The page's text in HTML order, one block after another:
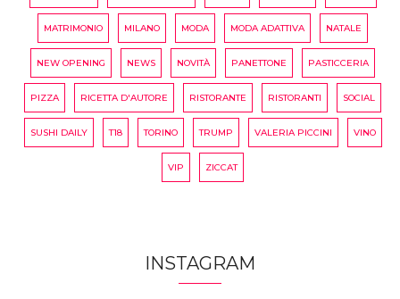
MATRIMONIO MILANO MODA MODA ADATTIVA NATALE
NEW OPENING NEWS NOVITÀ PANETTONE PASTICCERIA
PIZZA RICETTA D'AUTORE RISTORANTE RISTORANTI SOCIAL
SUSHI DAILY T18 TORINO TRUMP VALERIA PICCINI VINO
VIP ZICCAT
INSTAGRAM